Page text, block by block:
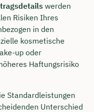
werden
Risiken Ihres
in den
kosmetische
up oder
Haftungsrisiko
Standardleistungen
Unterschied